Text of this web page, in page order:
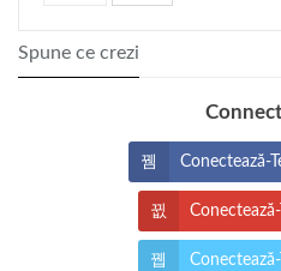
Spune ce crezi
Conectează-